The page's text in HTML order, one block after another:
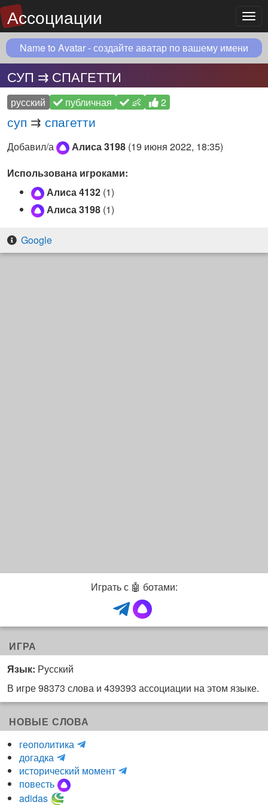
Ассоциации
Name to Avatar - создайте аватар по вашему имени
СУП ⇉ СПАГЕТТИ
русский публичная 👶 2
суп ⇉ спагетти
Добавил/а Алиса 3198 (19 июня 2022, 18:35)
Использована игроками:
Алиса 4132 (1)
Алиса 3198 (1)
Google
Играть с 🤖 ботами:
ИГРА
Язык: Русский
В игре 98373 слова и 439393 ассоциации на этом языке.
НОВЫЕ СЛОВА
геополитика
H
d
догадка
m
a
r
r
исторический момент
и
повесть
adidas